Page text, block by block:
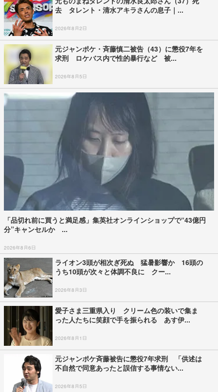
去 タレント・清水アキラさんの息子｜...
2026年8月2日
元ジャンポケ・斉藤慎二被告（43）に懲役7年を
求刑 ロケバス内で性的暴行など 被...
2026年8月5日
「品切れ前に買うと満足感」集英社オンラインショップで“43億円
分”キャンセルか ...
2026年8月6日
ライオン3頭が相次ぎ死ぬ 猛暑影響か 16頭の
うち10頭が次々と体調不良に クー...
2026年8月3日
愛子さま三重県入り クリーム色の装いで集ま
った人たちに笑顔で手を振られる あす伊...
2026年8月1日
元ジャンポケ斉藤被告に懲役7年求刑 「供述は
不自然で同意あったと誤信する事情ない...
2026年8月5日